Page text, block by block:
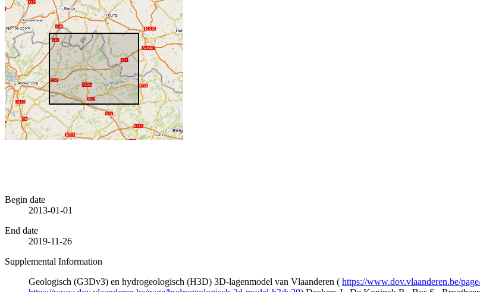
Begin date
2013-01-01
End date
2019-11-26
Supplemental Information
Geologisch (G3Dv3) en hydrogeologisch (H3D) 3D-lagenmodel van Vlaanderen ( https://www.dov.vlaanderen.be/